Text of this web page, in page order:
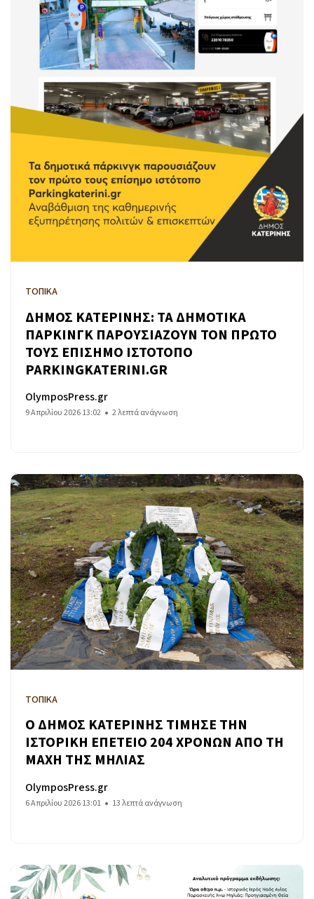
ΤΟΠΙΚΑ
ΔΗΜΟΣ ΚΑΤΕΡΙΝΗΣ: ΤΑ ΔΗΜΟΤΙΚΑ
ΠΑΡΚΙΝΓΚ ΠΑΡΟΥΣΙΑΖΟΥΝ ΤΟΝ ΠΡΩΤΟ
ΤΟΥΣ ΕΠΙΣΗΜΟ ΙΣΤΟΤΟΠΟ
PARKINGKATERINI.GR
OlymposPress.gr
9 Απριλίου 2026 13:02 2 λεπτά ανάγνωση
ΤΟΠΙΚΑ
Ο ΔΗΜΟΣ ΚΑΤΕΡΙΝΗΣ ΤΙΜΗΣΕ ΤΗΝ
ΙΣΤΟΡΙΚΗ ΕΠΕΤΕΙΟ 204 ΧΡΟΝΩΝ ΑΠΟ ΤΗ
ΜΑΧΗ ΤΗΣ ΜΗΛΙΑΣ
OlymposPress.gr
6 Απριλίου 2026 13:01 13 λεπτά ανάγνωση